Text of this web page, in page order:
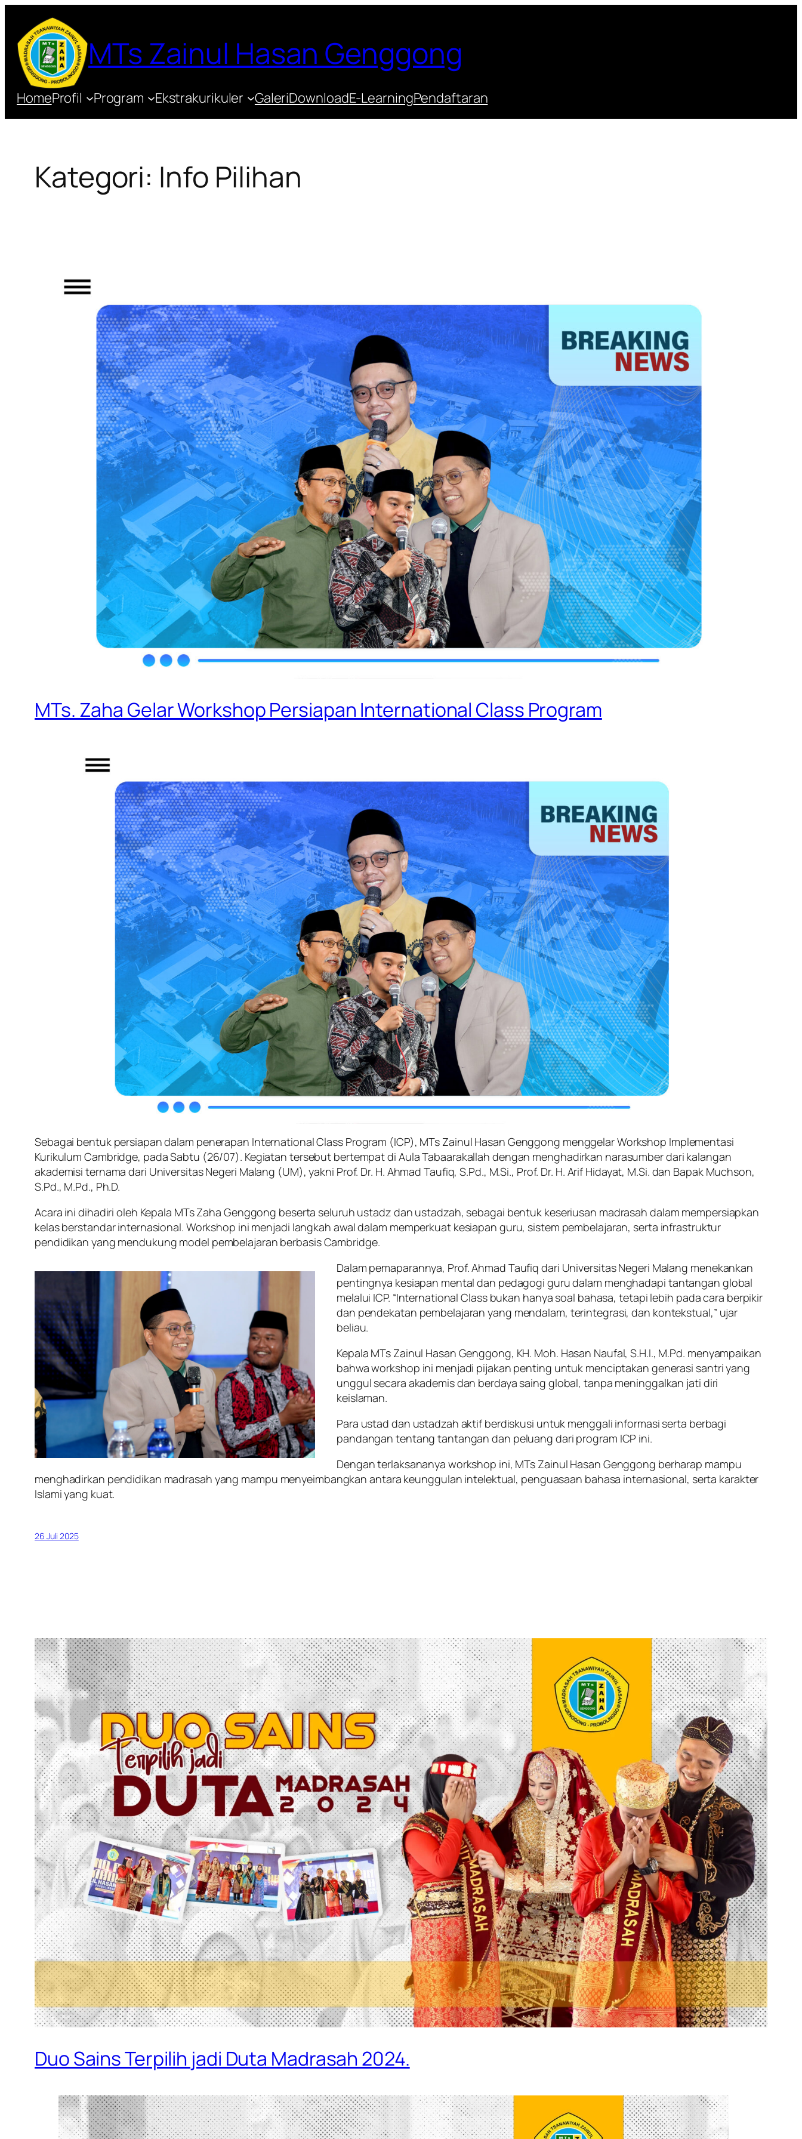
konten
MTs Zainul Hasan Genggong
HomeProfil Program Ekstrakurikuler GaleriDownloadE-LearningPendaftaran
Kategori: Info Pilihan
MTs. Zaha Gelar Workshop Persiapan International Class Program
Sebagai bentuk persiapan dalam penerapan International Class Program (ICP), MTs Zainul Hasan Genggong menggelar Workshop Implementasi
Kurikulum Cambridge, pada Sabtu (26/07). Kegiatan tersebut bertempat di Aula Tabaarakallah dengan menghadirkan narasumber dari kalangan
akademisi ternama dari Universitas Negeri Malang (UM), yakni Prof. Dr. H. Ahmad Taufiq, S.Pd., M.Si., Prof. Dr. H. Arif Hidayat, M.Si. dan Bapak Muchson,
S.Pd., M.Pd., Ph.D.
Acara ini dihadiri oleh Kepala MTs Zaha Genggong beserta seluruh ustadz dan ustadzah, sebagai bentuk keseriusan madrasah dalam mempersiapkan
kelas berstandar internasional. Workshop ini menjadi langkah awal dalam memperkuat kesiapan guru, sistem pembelajaran, serta infrastruktur
pendidikan yang mendukung model pembelajaran berbasis Cambridge.
Dalam pemaparannya, Prof. Ahmad Taufiq dari Universitas Negeri Malang menekankan
pentingnya kesiapan mental dan pedagogi guru dalam menghadapi tantangan global
melalui ICP. “International Class bukan hanya soal bahasa, tetapi lebih pada cara berpikir
dan pendekatan pembelajaran yang mendalam, terintegrasi, dan kontekstual,” ujar
beliau.
Kepala MTs Zainul Hasan Genggong, KH. Moh. Hasan Naufal, S.H.I., M.Pd. menyampaikan
bahwa workshop ini menjadi pijakan penting untuk menciptakan generasi santri yang
unggul secara akademis dan berdaya saing global, tanpa meninggalkan jati diri
keislaman.
Para ustad dan ustadzah aktif berdiskusi untuk menggali informasi serta berbagi
pandangan tentang tantangan dan peluang dari program ICP ini.
Dengan terlaksananya workshop ini, MTs Zainul Hasan Genggong berharap mampu
menghadirkan pendidikan madrasah yang mampu menyeimbangkan antara keunggulan intelektual, penguasaan bahasa internasional, serta karakter
Islami yang kuat.
26 Juli 2025
Duo Sains Terpilih jadi Duta Madrasah 2024.